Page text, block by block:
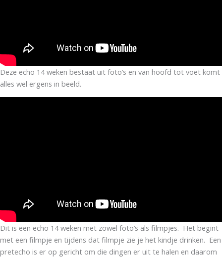
Deze echo 14 weken bestaat uit foto’s en van hoofd tot voet komt
alles wel ergens in beeld.
Dit is een echo 14 weken met zowel foto’s als filmpjes. Het begint
met een filmpje en tijdens dat filmpje zie je het kindje drinken. Een
pretecho is er op gericht om die dingen er uit te halen en daarom